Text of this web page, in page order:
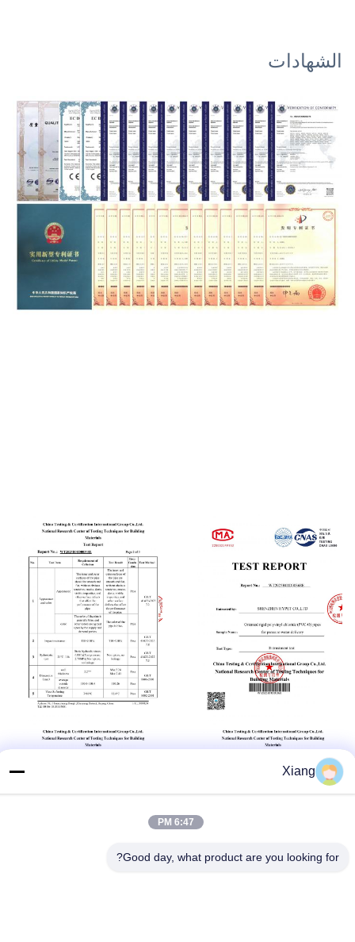
الشهادات
Xiang
6:47 PM
Good day, what product are you looking for?